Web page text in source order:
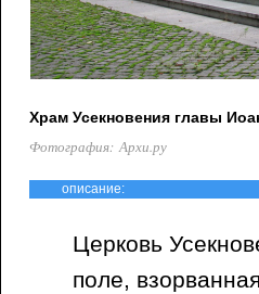
Храм Усекновения главы
Фотография: Архи.ру
описание:
Церковь
поле,